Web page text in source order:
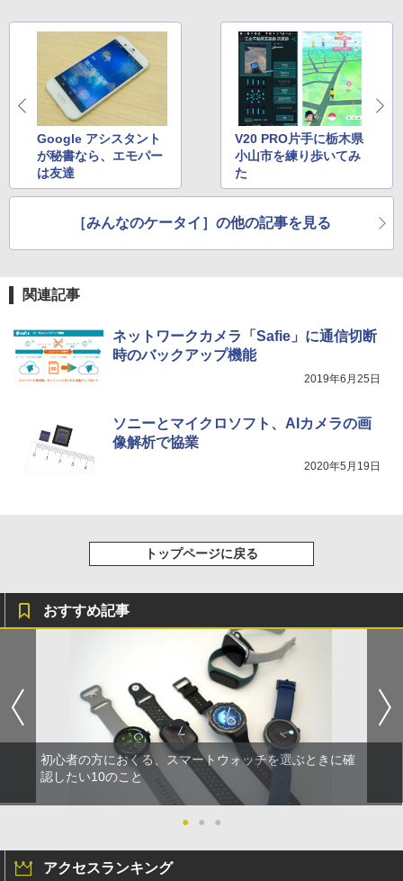
Google アシスタント
が秘書なら、エモパー
は友達
V20 PRO片手に栃木県
小山市を練り歩いてみ
た
［みんなのケータイ］の他の記事を見る
関連記事
ネットワークカメラ「Safie」に通信切断
時のバックアップ機能
2019年6月25日
ソニーとマイクロソフト、AIカメラの画
像解析で協業
2020年5月19日
トップページに戻る
おすすめ記事
初心者の方におくる、スマートウォッチを選ぶときに確
認したい10のこと
● ● ●
アクセスランキング